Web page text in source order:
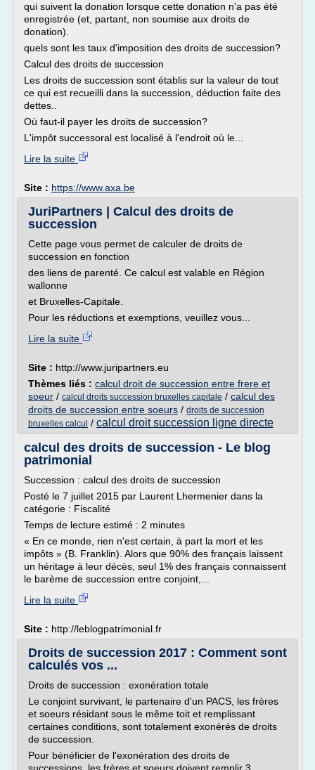
qui suivent la donation lorsque cette donation n'a pas été
enregistrée (et, partant, non soumise aux droits de
donation).
quels sont les taux d'imposition des droits de succession?
Calcul des droits de succession
Les droits de succession sont établis sur la valeur de tout
ce qui est recueilli dans la succession, déduction faite des
dettes..
Où faut-il payer les droits de succession?
L'impôt successoral est localisé à l'endroit où le...
Lire la suite
Site : https://www.axa.be
JuriPartners | Calcul des droits de
succession
Cette page vous permet de calculer de droits de
succession en fonction
des liens de parenté. Ce calcul est valable en Région
wallonne
et Bruxelles-Capitale.
Pour les réductions et exemptions, veuillez vous...
Lire la suite
Site : http://www.juripartners.eu
Thèmes liés : calcul droit de succession entre frere et
soeur / calcul droits succession bruxelles capitale / calcul des
droits de succession entre soeurs / droits de succession
bruxelles calcul / calcul droit succession ligne directe
calcul des droits de succession - Le blog
patrimonial
Succession : calcul des droits de succession
Posté le 7 juillet 2015 par Laurent Lhermenier dans la
catégorie : Fiscalité
Temps de lecture estimé : 2 minutes
« En ce monde, rien n'est certain, à part la mort et les
impôts » (B. Franklin). Alors que 90% des français laissent
un héritage à leur décès, seul 1% des français connaissent
le barème de succession entre conjoint,...
Lire la suite
Site : http://leblogpatrimonial.fr
Droits de succession 2017 : Comment sont
calculés vos ...
Droits de succession : exonération totale
Le conjoint survivant, le partenaire d'un PACS, les frères
et soeurs résidant sous le même toit et remplissant
certaines conditions, sont totalement exonérés de droits
de succession.
Pour bénéficier de l'exonération des droits de